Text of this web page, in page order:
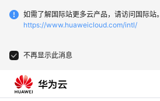
如需了解国际站更多云产品，请访问国际站。
https://www.huaweicloud.com/intl/
不再显示此消息